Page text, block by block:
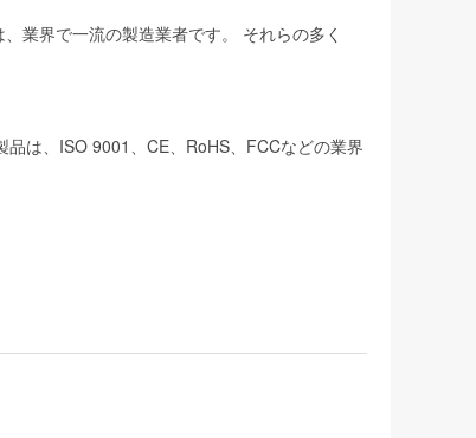
業界で一流の製造業者です。 それらの多く
は、ISO 9001、CE、RoHS、FCCなどの業界